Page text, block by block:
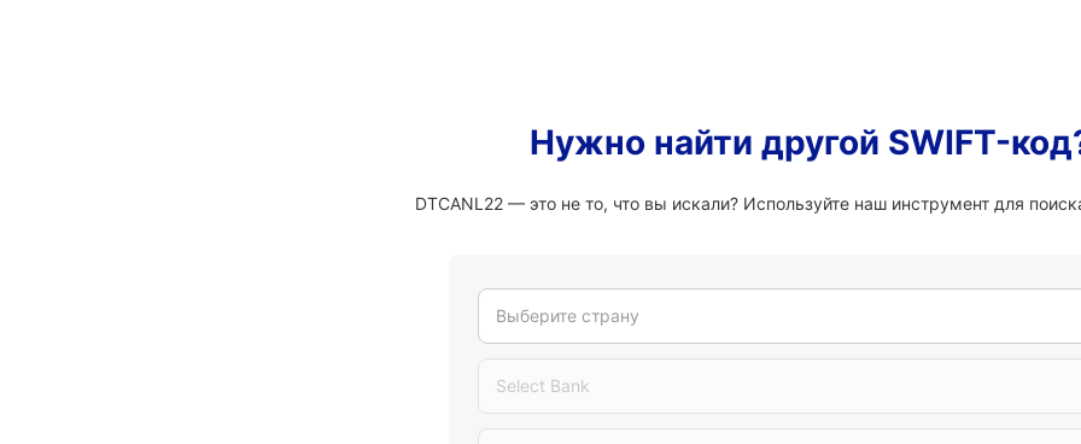
Нужно найти другой SWIFT-
DTCANL22 — это не то, что вы искали? Используйте наш инструмент для
Выберите страну
Select Bank